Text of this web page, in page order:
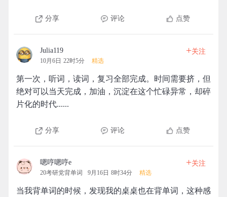
分享 评论 点赞
Julia119
10月6日 22时5分 精选
+关注
第一次，听词，读词，复习全部完成。时间需要挤，但
绝对可以当天完成，加油，沉淀在这个忙碌异常，却碎
片化的时代......
分享 评论 点赞
嗯哼嗯哼e
20考研党背单词 9月16日 8时34分 精选
+关注
当我背单词的时候，发现我的桌桌也在背单词，这种感